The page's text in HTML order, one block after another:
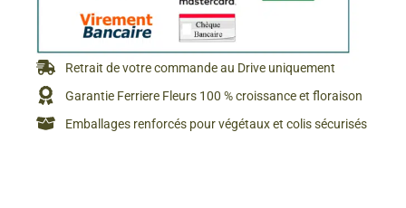
Retrait de votre commande au Drive uniquement
Garantie Ferriere Fleurs 100 % croissance et floraison
Emballages renforcés pour végétaux et colis sécurisés